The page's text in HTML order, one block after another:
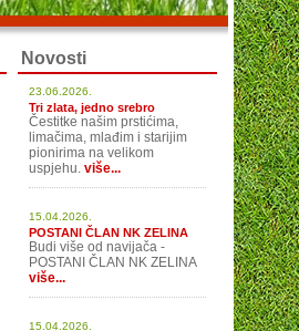
Novosti
23.06.2026.
Tri zlata, jedno srebro
Čestitke našim prstićima,
limačima, mlađim i starijim
pionirima na velikom
uspjehu. više...
15.04.2026.
POSTANI ČLAN NK ZELINA
Budi više od navijača -
POSTANI ČLAN NK ZELINA
više...
15.04.2026.